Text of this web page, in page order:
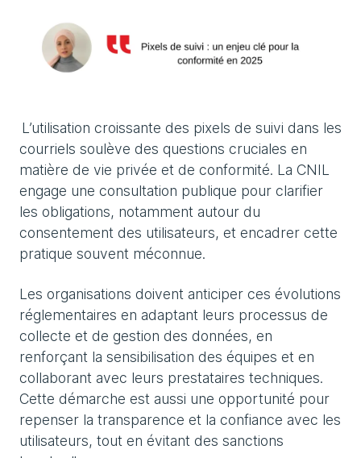
L’utilisation croissante des pixels de suivi dans les
courriels soulève des questions cruciales en
matière de vie privée et de conformité. La CNIL
engage une consultation publique pour clarifier
les obligations, notamment autour du
consentement des utilisateurs, et encadrer cette
pratique souvent méconnue.
Les organisations doivent anticiper ces évolutions
réglementaires en adaptant leurs processus de
collecte et de gestion des données, en
renforçant la sensibilisation des équipes et en
collaborant avec leurs prestataires techniques.
Cette démarche est aussi une opportunité pour
repenser la transparence et la confiance avec les
utilisateurs, tout en évitant des sanctions